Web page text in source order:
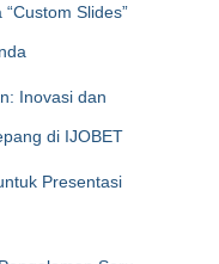
Slides”
Inovasi dan
di IJOBET
Presentasi